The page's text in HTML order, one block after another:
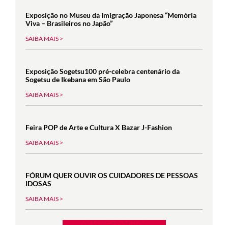
Exposição no Museu da Imigração Japonesa “Memória
Viva – Brasileiros no Japão”
SAIBA MAIS >
Exposição Sogetsu100 pré-celebra centenário da
Sogetsu de Ikebana em São Paulo
SAIBA MAIS >
Feira POP de Arte e Cultura X Bazar J-Fashion
SAIBA MAIS >
FÓRUM QUER OUVIR OS CUIDADORES DE PESSOAS
IDOSAS
SAIBA MAIS >